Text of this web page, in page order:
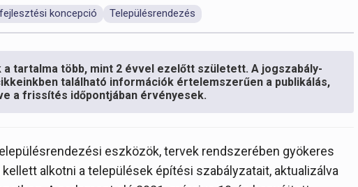
koncepció Településrendezés
a tartalma több, mint 2 évvel ezelőtt született. A jogszabály-
található információk értelemszerűen a publikálás,
a frissítés időpontjában érvényesek.
eszközök, tervek rendszerében gyökeres
alkotni a települések építési szabályzatait, aktualizálva